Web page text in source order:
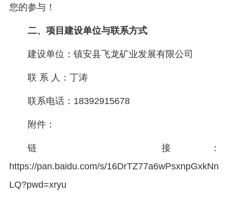
您的参与！
二、项目建设单位与联系方式
建设单位：镇安县飞龙矿业发展有限公司
联 系 人：丁涛
联系电话：18392915678
附件：
链 接：
https://pan.baidu.com/s/16DrTZ77a6wPsxnpGxkNn
LQ?pwd=xryu